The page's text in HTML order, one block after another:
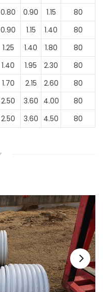
0.80 0.90 1.15
80
0.90 1.15 1.40
80
1.25 1.40 1.80
80
1.40 1.95 2.30
80
1.70 2.15 2.60
80
2.50 3.60 4.00
80
2.50 3.60 4.50 80